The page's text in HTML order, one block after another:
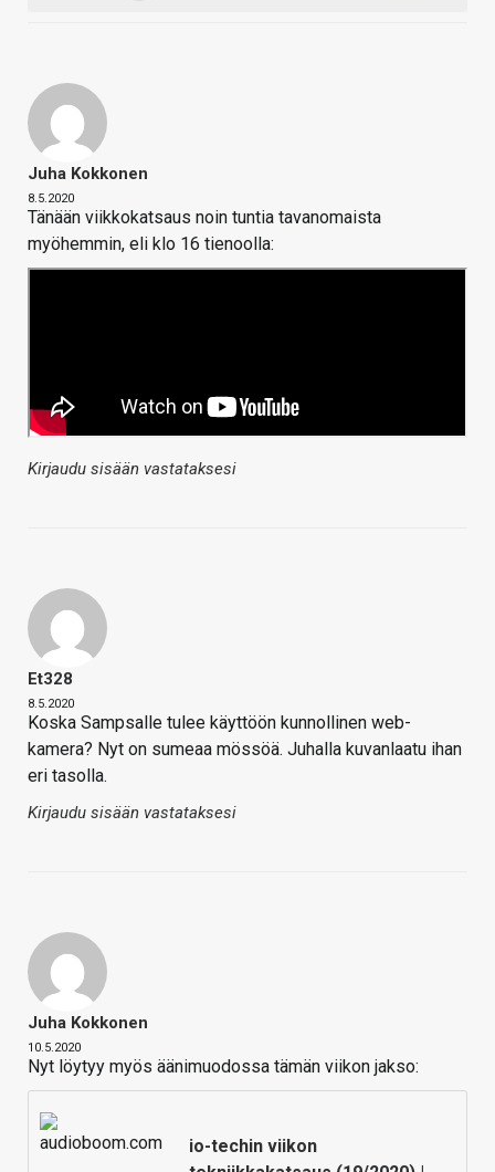
Juha Kokkonen
8.5.2020
Tänään viikkokatsaus noin tuntia tavanomaista
myöhemmin, eli klo 16 tienoolla:
Kirjaudu sisään vastataksesi
Et328
8.5.2020
Koska Sampsalle tulee käyttöön kunnollinen web-
kamera? Nyt on sumeaa mössöä. Juhalla kuvanlaatu ihan
eri tasolla.
Kirjaudu sisään vastataksesi
Juha Kokkonen
10.5.2020
Nyt löytyy myös äänimuodossa tämän viikon jakso:
io-techin viikon